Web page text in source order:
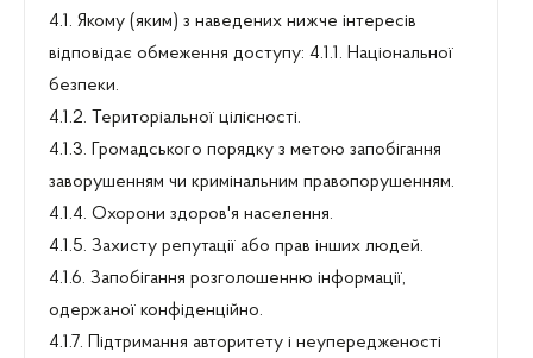
4.1. Якому (яким) з наведених нижче інтересів
відповідає обмеження доступу: 4.1.1. Національної
безпеки.
4.1.2. Територіальної цілісності.
4.1.3. Громадського порядку з метою запобігання
заворушенням чи кримінальним правопорушенням.
4.1.4. Охорони здоров'я населення.
4.1.5. Захисту репутації або прав інших людей.
4.1.6. Запобігання розголошенню інформації,
одержаної конфіденційно.
4.1.7. Підтримання авторитету і неупередженості